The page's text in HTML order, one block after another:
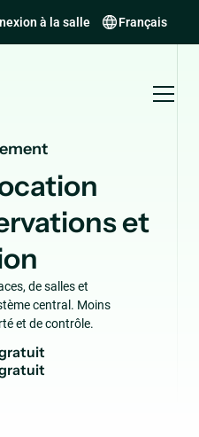
à la salle Français
et
de salles et
central. Moins
et de contrôle.
ratuit